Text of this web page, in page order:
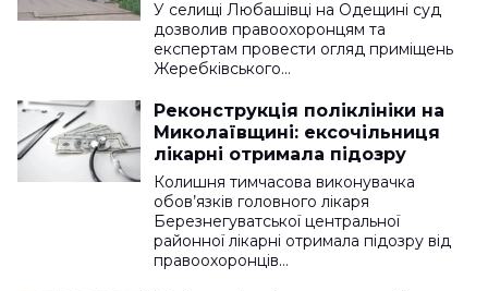
У селищі Любашівці на Одещині суд
дозволив правоохоронцям та
експертам провести огляд приміщень
Жеребківського…
Реконструкція поліклініки на
Миколаївщині: ексочільниця
лікарні отримала підозру
Колишня тимчасова виконувачка
обов’язків головного лікаря
Березнегуватської центральної
районної лікарні отримала підозру від
правоохоронців…